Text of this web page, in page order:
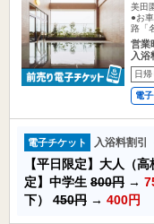
美田
●お
路「
営業
入浴
日帰
電
電子チケット 入浴料割引
【平日限定】大人（高
定】中学生 800円 →
下） 450円 → 400円